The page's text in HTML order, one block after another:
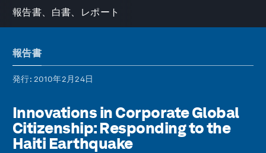
報告書、白書、レポート
報告書
発行: 2010年2月24日
Innovations in Corporate Global
Citizenship: Responding to the
Haiti Earthquake